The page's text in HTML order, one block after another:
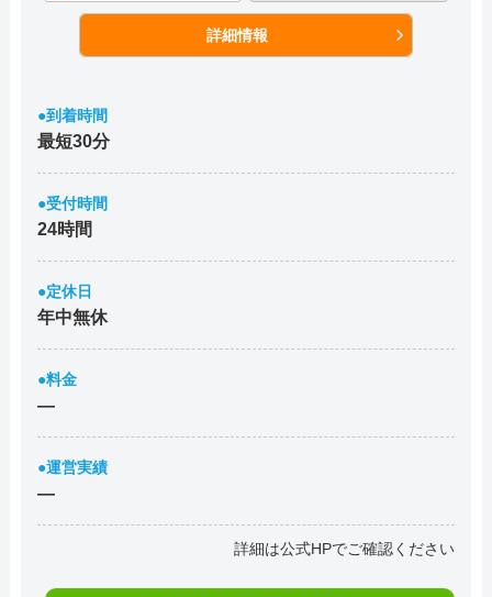
詳細情報
●到着時間
最短30分
●受付時間
24時間
●定休日
年中無休
●料金
―
●運営実績
―
詳細は公式HPでご確認ください